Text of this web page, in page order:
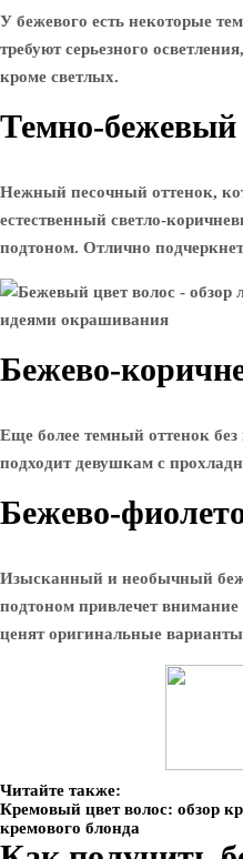
У бежевого есть некоторые
требуют серьезного
кроме светлых.
Темно-бежевый
Нежный песочный оттенок,
естественный светло-
подтоном. Отлично
Бежево-
Еще более темный оттенок
подходит девушкам с
Бежево-
Изысканный и необычный
подтоном привлечет
ценят оригинальные
Читайте также:
Кремовый цвет волос: обзор
кремового блонда